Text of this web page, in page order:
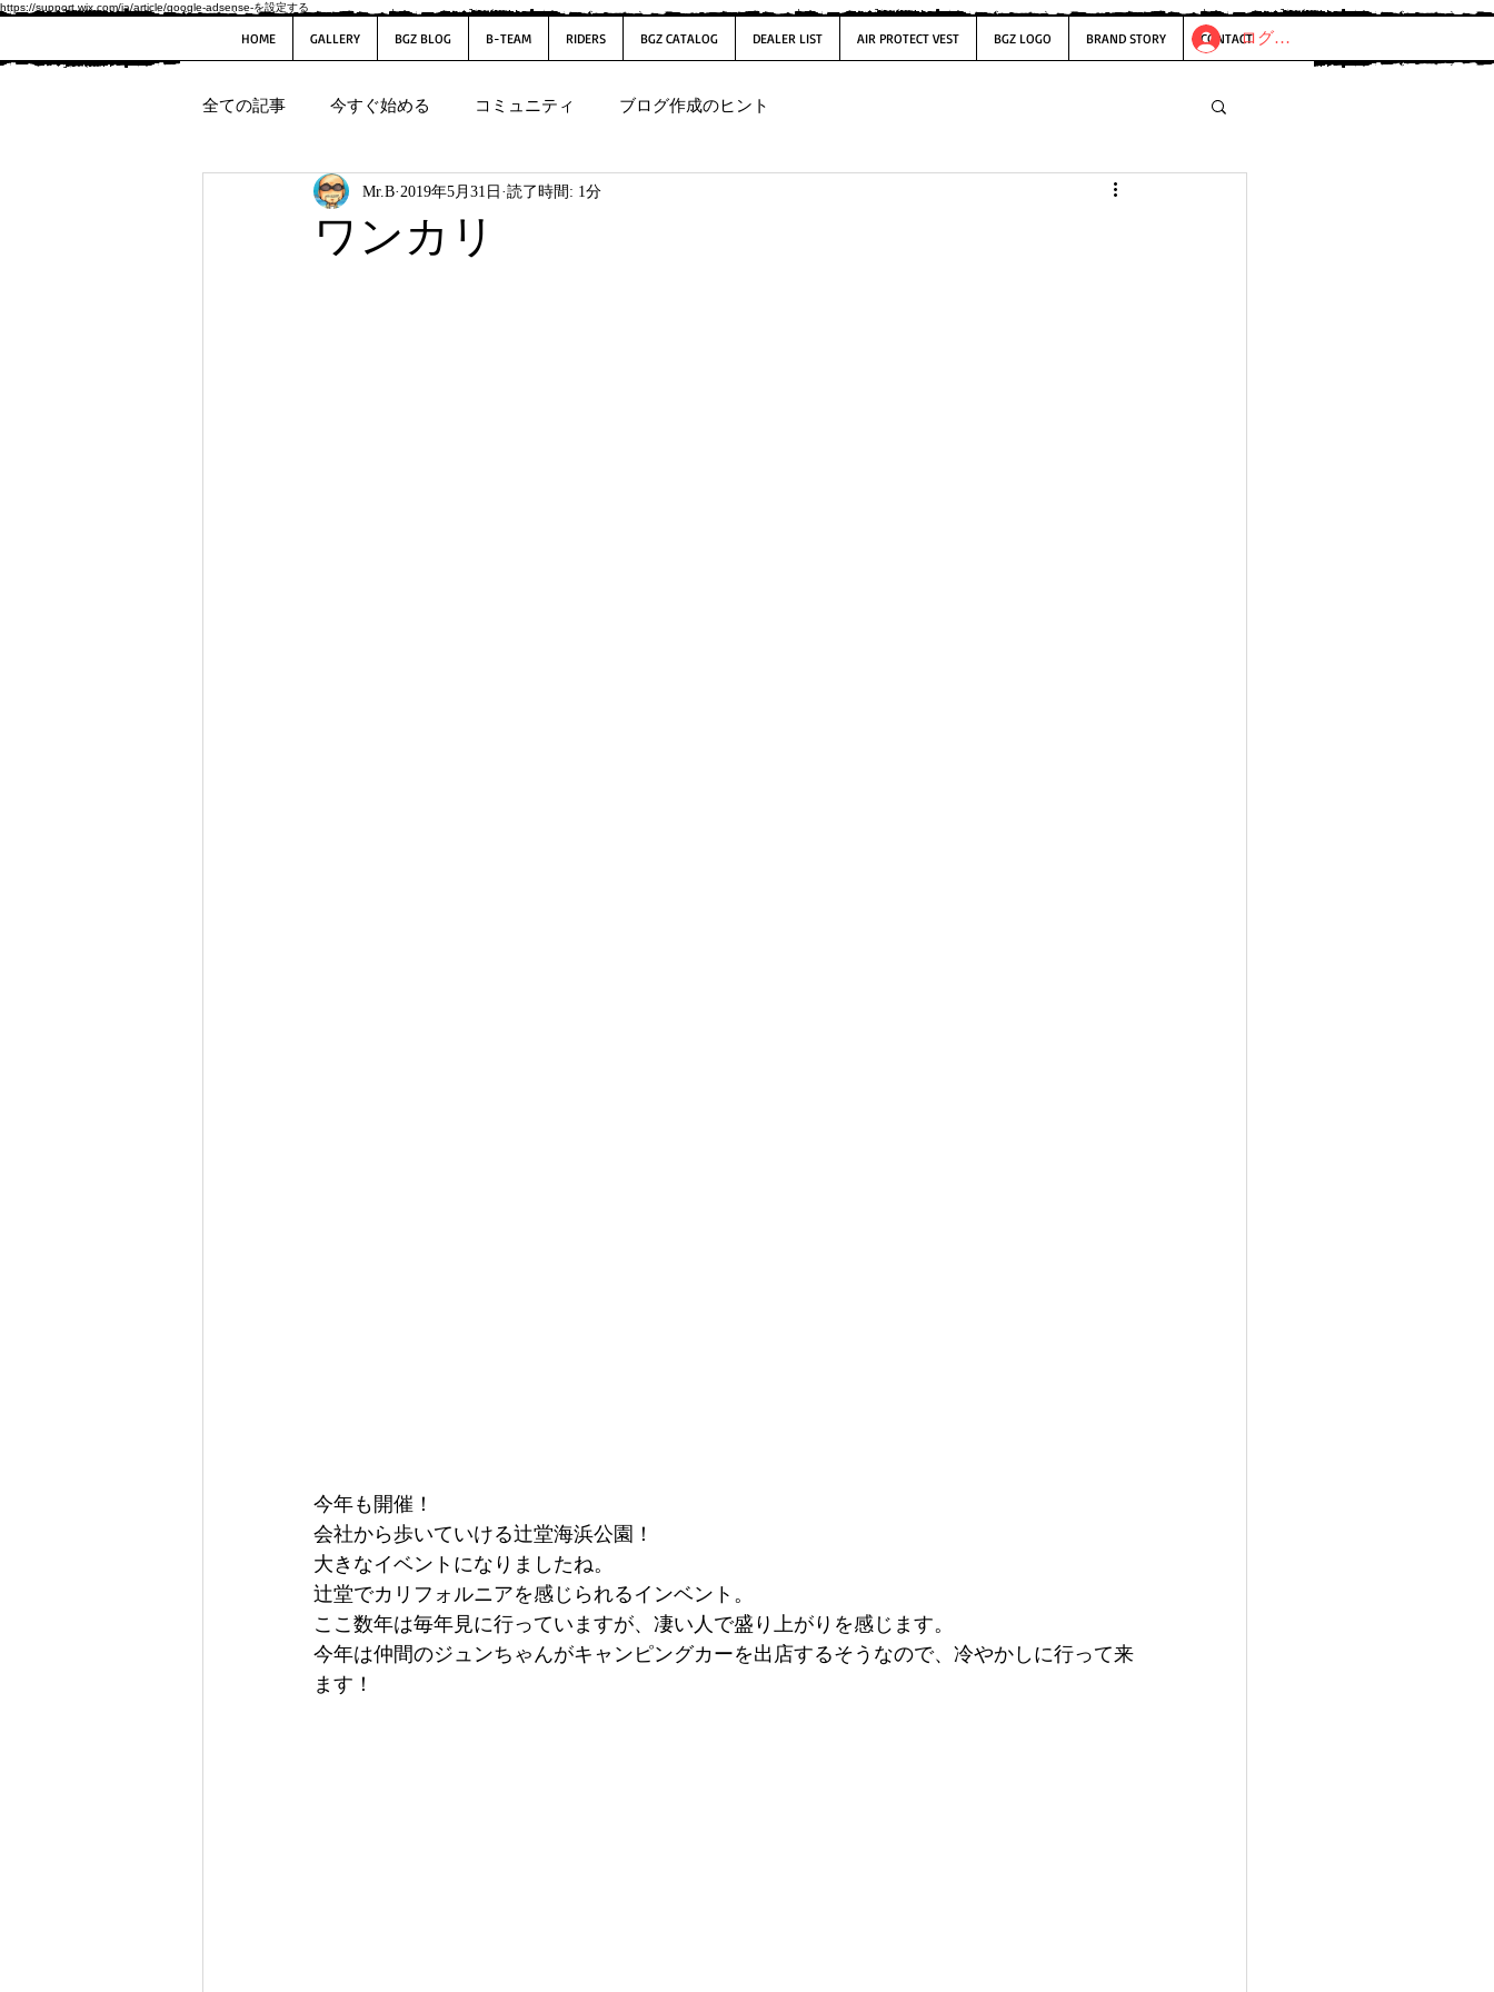
https://support.wix.com/ja/article/google-adsense-を設定する
HOME GALLERY BGZ BLOG B-TEAM RIDERS BGZ CATALOG DEALER LIST AIR PROTECT VEST BGZ LOGO BRAND STORY CONTACTログイン
全ての記事 今すぐ始める コミュニティ ブログ作成のヒント
ワンカリ
Mr.B 2019年5月31日 読了時間: 1分
今年も開催！
会社から歩いていける辻堂海浜公園！
大きなイベントになりましたね。
辻堂でカリフォルニアを感じられるインベント。
ここ数年は毎年見に行っていますが、凄い人で盛り上がりを感じます。
今年は仲間のジュンちゃんがキャンピングカーを出店するそうなので、冷やかしに行って来
ます！